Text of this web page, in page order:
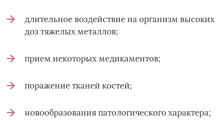
длительное воздействие на организм высоких
доз тяжелых металлов;
прием некоторых медикаментов;
поражение тканей костей;
новообразования патологического характера;